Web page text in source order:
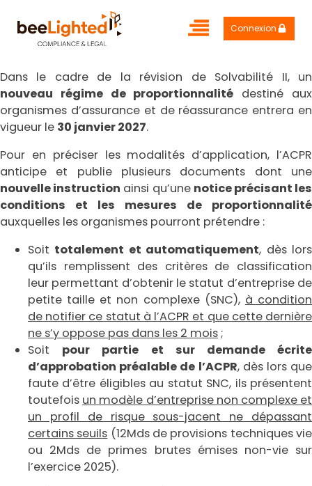
Connexion
Dans le cadre de la révision de Solvabilité II, un
nouveau régime de proportionnalité destiné aux
organismes d’assurance et de réassurance entrera en
vigueur le 30 janvier 2027.
Pour en préciser les modalités d’application, l’ACPR
anticipe et publie plusieurs documents dont une
nouvelle instruction ainsi qu’une notice précisant les
conditions et les mesures de proportionnalité
auxquelles les organismes pourront prétendre :
Soit totalement et automatiquement, dès lors
qu’ils remplissent des critères de classification
leur permettant d’obtenir le statut d’entreprise de
petite taille et non complexe (SNC), à condition
de notifier ce statut à l’ACPR et que cette dernière
ne s’y oppose pas dans les 2 mois;
Soit pour partie et sur demande écrite
d’approbation préalable de l’ACPR, dès lors que
faute d’être éligibles au statut SNC, ils présentent
toutefois un modèle d’entreprise non complexe et
un profil de risque sous-jacent ne dépassant
certains seuils (12Mds de provisions techniques vie
ou 2Mds de primes brutes émises non-vie sur
l’exercice 2025).